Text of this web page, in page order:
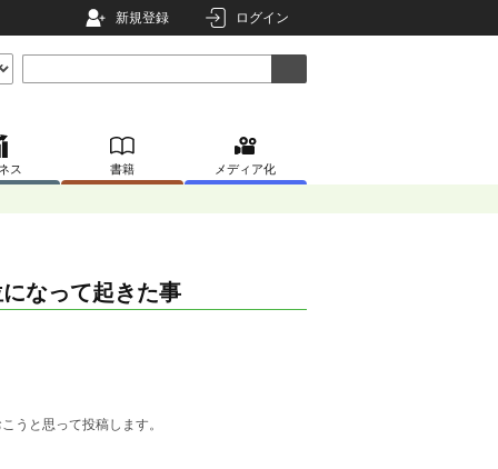
新規登録 ログイン
ス 書籍 メディア化
なって起きた事
うと思って投稿します。